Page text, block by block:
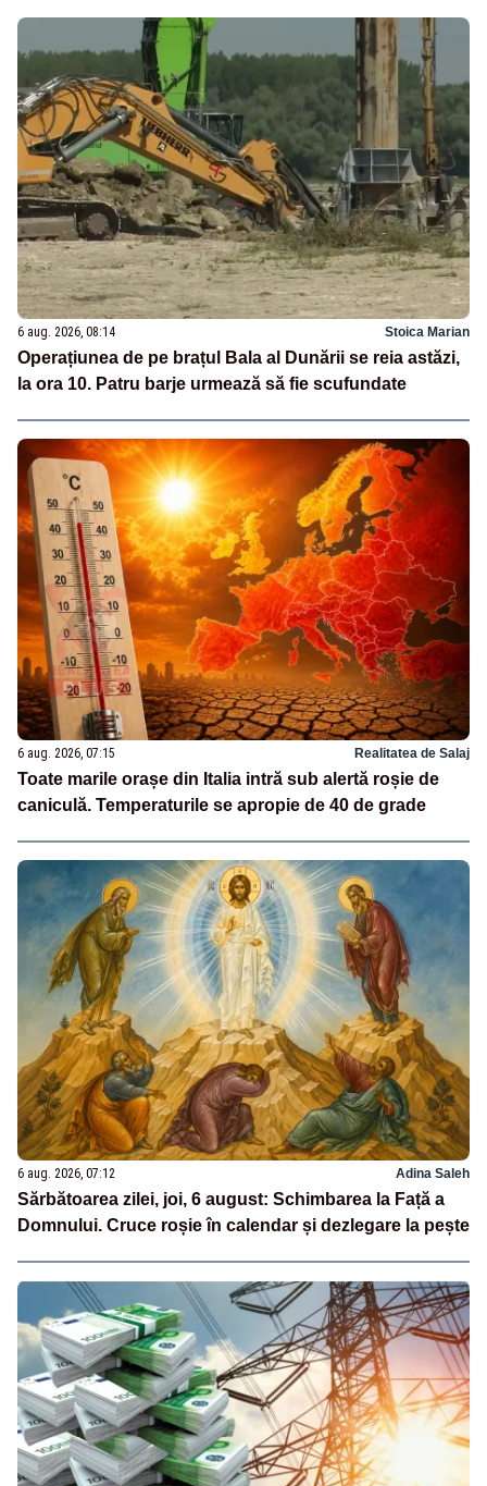
6 aug. 2026, 08:14 Stoica Marian
Operațiunea de pe brațul Bala al Dunării se reia astăzi,
la ora 10. Patru barje urmează să fie scufundate
6 aug. 2026, 07:15 Realitatea de Salaj
Toate marile orașe din Italia intră sub alertă roșie de
caniculă. Temperaturile se apropie de 40 de grade
6 aug. 2026, 07:12 Adina Saleh
Sărbătoarea zilei, joi, 6 august: Schimbarea la Față a
Domnului. Cruce roșie în calendar și dezlegare la pește